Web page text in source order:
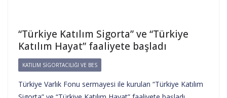
“Türkiye Katılım Sigorta” ve “Türkiye
Katılım Hayat” faaliyete başladı
KATILIM SIGORTACILIĞI VE BES
Türkiye Varlık Fonu sermayesi ile kurulan “Türkiye Katılım